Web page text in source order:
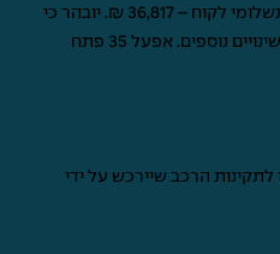
פתיחת תיק בסך 490 ₪. *סה"כ תשלומי לקוח – 36,817 ₪. יובהר כי
ההערכה כפופה לשינויים במדד ושינויים נוספים. אפעל 35 פתח
לתקינות הרכב שיירכש על ידי